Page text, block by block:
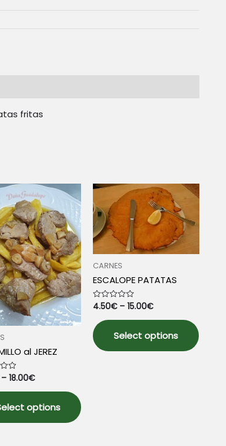
fritas
al JEREZ
18.00€
options
product
CARNES
ESCALOPE PATATAS
Rated
out
of
5
4.50€–15.00€
Select options